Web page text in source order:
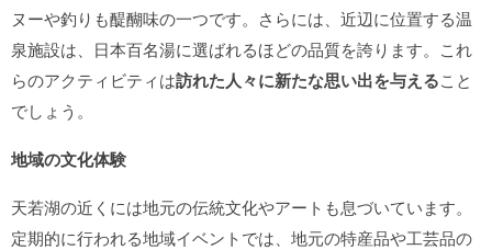
ヌーや釣りも醍醐味の一つです。さらには、近辺に位置する温
泉施設は、日本百名湯に選ばれるほどの品質を誇ります。これ
らのアクティビティは訪れた人々に新たな思い出を与えること
でしょう。
地域の文化体験
天若湖の近くには地元の伝統文化やアートも息づいています。
定期的に行われる地域イベントでは、地元の特産品や工芸品の